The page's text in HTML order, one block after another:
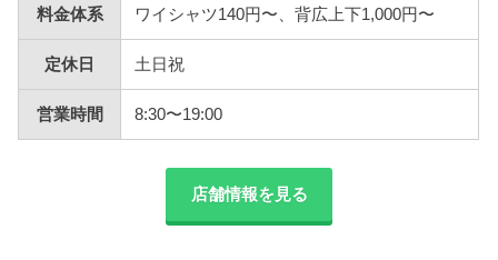
料金体系 ワイシャツ140円〜、背広上下1,000円〜
定休日 土日祝
営業時間 8:30〜19:00
店舗情報を見る